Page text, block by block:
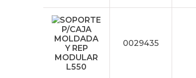
0029435